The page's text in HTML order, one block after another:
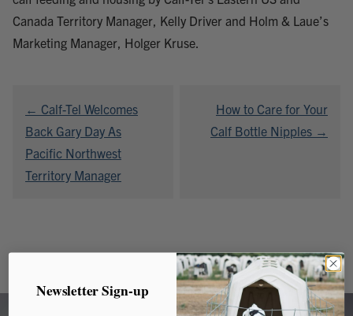
Canada Territory Manager, Kelly Driver and Holm & Laue’s
Marketing Manager, Holger Kruse.
Nawigacja
wpisu
← Calf-Tel Welcomes
Back Gary Day As
Pacific Northwest
Territory Manager
How to Care for Your
Calf Bottle Nipples →
Newsletter Sign-up